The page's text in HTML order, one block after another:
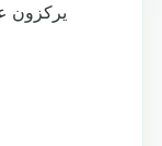
يركزون